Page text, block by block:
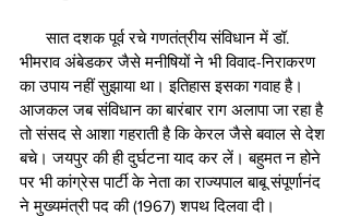
      सात दशक पूर्व रचे गणतंत्रीय संविधान में डॉ.
भीमराव अंबेडकर जैसे मनीषियों ने भी विवाद-निराकरण
का उपाय नहीं सुझाया था। इतिहास इसका गवाह है।
आजकल जब संविधान का बारंबार राग अलापा जा रहा है
तो संसद से आशा गहराती है कि केरल जैसे बवाल से देश
बचे। जयपुर की ही दुर्घटना याद कर लें। बहुमत न होने
पर भी कांग्रेस पार्टी के नेता का राज्यपाल बाबू संपूर्णानंद
ने मुख्यमंत्री पद की (1967) शपथ दिलवा दी।